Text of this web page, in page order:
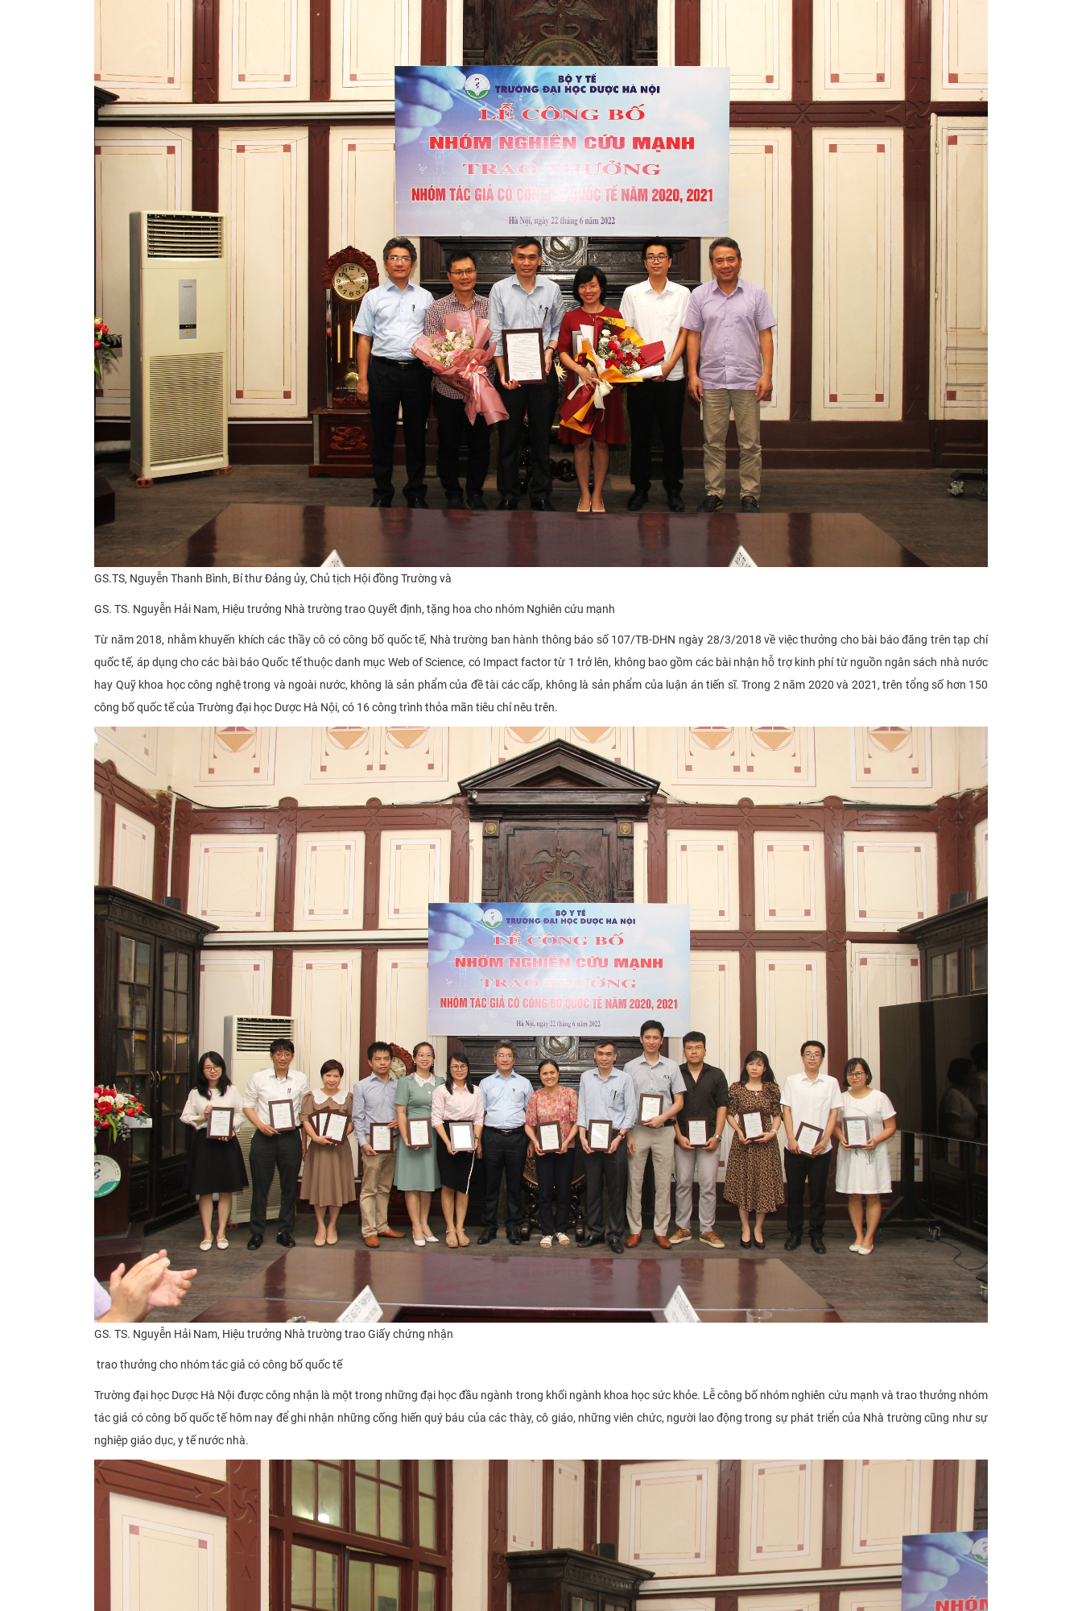
GS.TS, Nguyễn Thanh Bình, Bí thư Đảng ủy, Chủ tịch Hội đồng Trường và
GS. TS. Nguyễn Hải Nam, Hiệu trưởng Nhà trường​ trao Quyết định, tặng hoa cho nhóm Nghiên cứu mạnh
Từ năm 2018, nhằm khuyến khích các thầy cô có công bố quốc tế, Nhà trường ban hành thông báo số 107/TB-DHN ngày 28/3/2018 về việc thưởng cho bài báo đăng trên tạp chí
quốc tế, áp dụng cho các bài báo Quốc tế thuộc danh mục Web of Science, có Impact factor từ 1 trở lên, không bao gồm các bài nhận hỗ trợ kinh phítừ nguồn ngân sách nhà nước
hay Quỹ khoa học công nghệ trong và ngoài nước, không là sản phẩm của đề tài các cấp, không là sản phẩm của luận án tiến sĩ. Trong 2 năm 2020 và 2021, trên tổng số hơn 1 50
công bốquốc tế của Trường đại học Dược Hà Nội, có 16 công trình thỏa mãn tiêu chí nêu trên.
GS. TS. Nguyễn Hải Nam, Hiệu trưởng Nhà trường​ trao Giấy chứng nhận
trao thưởng cho nhóm tác giả có công bố quốc tế
Trường đại học Dược Hà Nội được công nhận là một trong những đại học đầu ngành trong khối ngành khoa học sức khỏe. Lễ công bố nhóm nghiên cứu mạnh và trao thưởng nhóm
tác giả có công bố quốc tế hôm nay để ghi nhận những cống hiến quý báu của các thày, cô giáo, những viên chức, người lao động trong sự phát triển của Nhà trường cũng như sự
nghiệp giáo dục, y tế nước nhà.